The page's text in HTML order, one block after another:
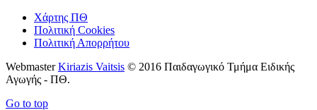
Χάρτης ΠΘ
Πολιτική Cookies
Πολιτική Απορρήτου
WebmasterKiriazis Vaitsis © 2016 Παιδαγωγικό Τμήμα Ειδικής
Αγωγής - ΠΘ.
Go to top